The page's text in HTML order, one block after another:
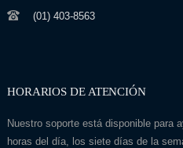
(01) 403-8563
HORARIOS DE ATENCIÓN
Nuestro soporte está disponible para
horas del día, los siete días de la